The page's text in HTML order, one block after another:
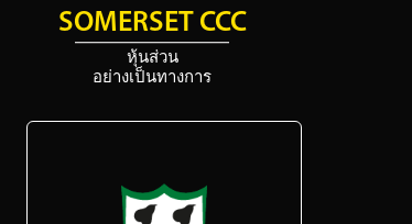
SOMERSET CCC
หุ้นส่วน
อย่างเป็นทางการ